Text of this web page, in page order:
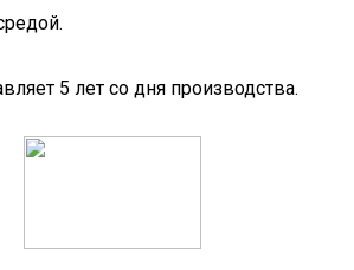
5 лет со дня производства.